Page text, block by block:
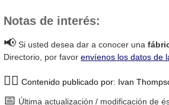
Notas de interés:
📢 Si usted desea dar a conocer una
Directorio, por favor envíenos los datos de
🙋‍♂️ Contenido publicado por: Ivan
📅 Última actualización / modificación de